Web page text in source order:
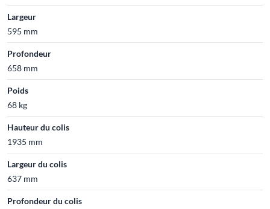
Largeur
595 mm
Profondeur
658 mm
Poids
68 kg
Hauteur du colis
1935 mm
Largeur du colis
637 mm
Profondeur du colis